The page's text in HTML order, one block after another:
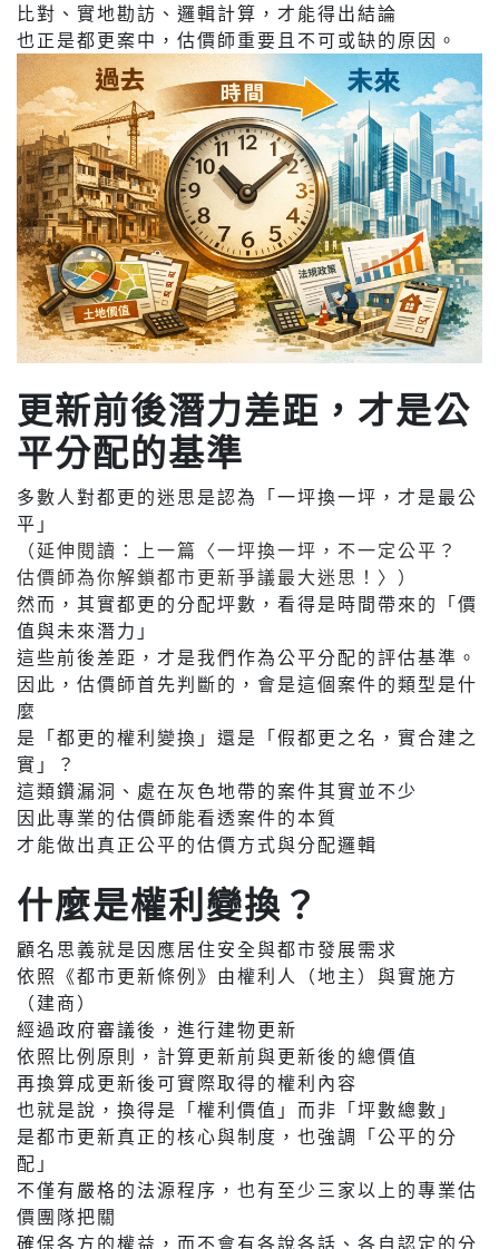
比對、實地勘訪、邏輯計算，才能得出結論
也正是都更案中，估價師重要且不可或缺的原因。
更新前後潛力差距，才是公
平分配的基準
多數人對都更的迷思是認為「一坪換一坪，才是最公
平」
（延伸閱讀：上一篇〈一坪換一坪，不一定公平？
估價師為你解鎖都市更新爭議最大迷思！〉）
然而，其實都更的分配坪數，看得是時間帶來的「價
值與未來潛力」
這些前後差距，才是我們作為公平分配的評估基準。
因此，估價師首先判斷的，會是這個案件的類型是什
麼
是「都更的權利變換」還是「假都更之名，實合建之
實」？
這類鑽漏洞、處在灰色地帶的案件其實並不少
因此專業的估價師能看透案件的本質
才能做出真正公平的估價方式與分配邏輯
什麼是權利變換？
顧名思義就是因應居住安全與都市發展需求
依照《都市更新條例》由權利人（地主）與實施方
（建商）
經過政府審議後，進行建物更新
依照比例原則，計算更新前與更新後的總價值
再換算成更新後可實際取得的權利內容
也就是說，換得是「權利價值」而非「坪數總數」
是都市更新真正的核心與制度，也強調「公平的分
配」
不僅有嚴格的法源程序，也有至少三家以上的專業估
價團隊把關
確保各方的權益，而不會有各說各話、各自認定的分